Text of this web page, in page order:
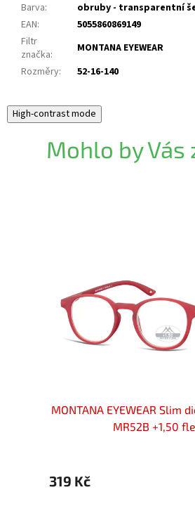
Barva:
obruby - transparentní
EAN:
5055860869149
Filtr
značka:
MONTANA EYEWEAR
Rozměry: 52-16-140
High-contrast mode
Mohlo by Vás
MONTANA EYEWEAR Slim
MR52B +1,50
319 Kč